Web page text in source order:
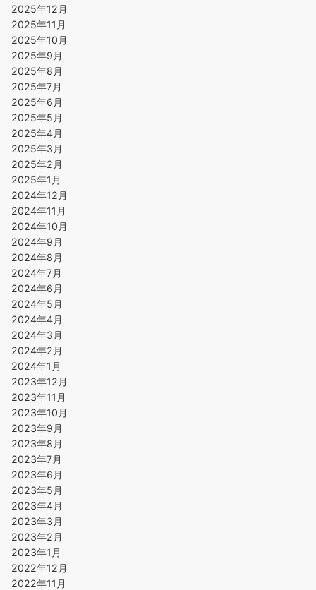
2025年12月
2025年11月
2025年10月
2025年9月
2025年8月
2025年7月
2025年6月
2025年5月
2025年4月
2025年3月
2025年2月
2025年1月
2024年12月
2024年11月
2024年10月
2024年9月
2024年8月
2024年7月
2024年6月
2024年5月
2024年4月
2024年3月
2024年2月
2024年1月
2023年12月
2023年11月
2023年10月
2023年9月
2023年8月
2023年7月
2023年6月
2023年5月
2023年4月
2023年3月
2023年2月
2023年1月
2022年12月
2022年11月